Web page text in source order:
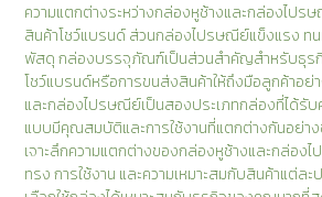
ความแตกต่างระหว่างกล่องหูช้างและกล่องไปร
สินค้าโชว์แบรนด์ ส่วนกล่องไปรษณีย์แข็งแรง ท
พัสดุ กล่องบรรจุภัณฑ์เป็นส่วนสำคัญสำหรับธุรกิจ
โชว์แบรนด์หรือการขนส่งสินค้าให้ถึงมือลูกค้าอ
และกล่องไปรษณีย์เป็นสองประเภทกล่องที่ได้รั
แบบมีคุณสมบัติและการใช้งานที่แตกต่างกันอย่าง
เจาะลึกความแตกต่างของกล่องหูช้างและกล่อง
ทรง การใช้งาน และความเหมาะสมกับสินค้าแต่ล